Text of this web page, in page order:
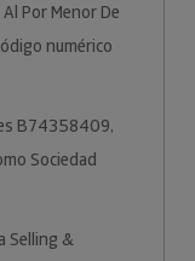
Por Menor De
numérico
B74358409,
Sociedad
Selling &